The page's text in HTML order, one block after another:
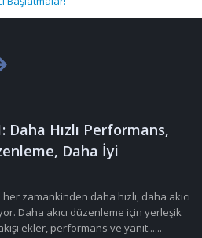
Daha Hızlı Performans,
Daha İyi
zamankinden daha hızlı, daha akıcı
Daha akıcı düzenleme için yerleşik
ekler, performans ve yanıt......